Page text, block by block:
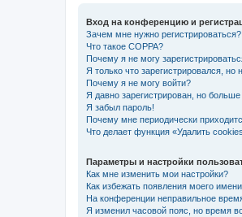
Вход на конференцию и
Зачем мне нужно регистрироваться?
Что такое COPPA?
Почему я не могу
Я только что зарегистрировался, но
Почему я не могу войти?
Я давно зарегистрирован, но больше
Я забыл пароль!
Почему мне периодически
Что делает функция «Удалить
Параметры и настройки
Как мне изменить мои настройки?
Как избежать появления моего
На конференции неправильное
Я изменил часовой пояс, но время